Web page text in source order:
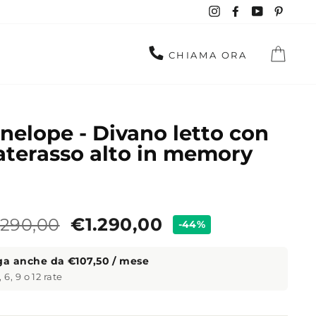
Instagram
Facebook
YouTube
CHIAMA ORA
- Divano letto con
alto in memory
Prezzo
€1.290,00 -44%
anche da €107,50 / mese
6, 9 o 12 rate